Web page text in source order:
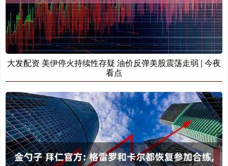
大发配资 美伊停火持续性存疑 油价反弹美股震荡走弱 | 今夜
看点